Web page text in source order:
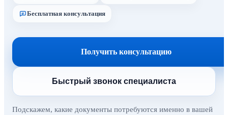
Бесплатная консультация
Получить консультацию
Быстрый звонок специалиста
Подскажем, какие документы потребуются именно в вашей